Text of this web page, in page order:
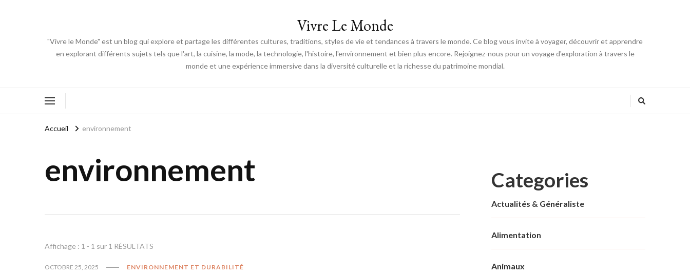
Vivre Le Monde
"Vivre le Monde" est un blog qui explore et partage les différentes cultures, traditions, styles de vie et tendances à travers le monde. Ce blog vous invite à voyager, découvrir et apprendre
en explorant différents sujets tels que l'art, la cuisine, la mode, la technologie, l'histoire, l'environnement et bien plus encore. Rejoignez-nous pour un voyage d'exploration à travers le
monde et une expérience immersive dans la diversité culturelle et la richesse du patrimoine mondial.
Accueil environnement
environnement
Affichage : 1 - 1 sur 1 RÉSULTATS
OCTOBRE 25, 2025 ENVIRONNEMENT ET DURABILITÉ
Categories
Actualités & Généraliste
Alimentation
Animaux